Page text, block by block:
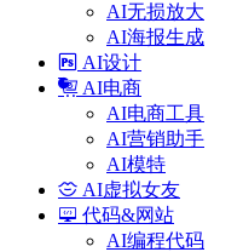
AI无损放大
AI海报生成
AI设计
AI电商
AI电商工具
AI营销助手
AI模特
AI虚拟女友
代码&网站
AI编程代码